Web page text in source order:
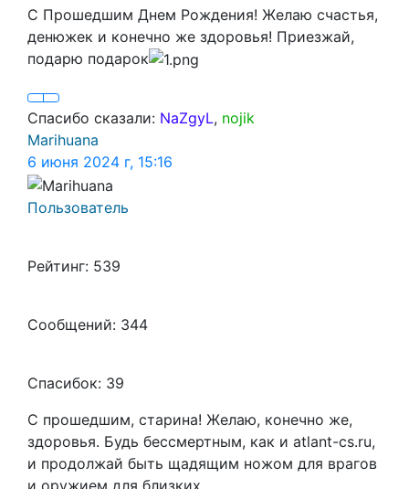
С Прошедшим Днем Рождения! Желаю счастья,
денюжек и конечно же здоровья! Приезжай,
подарю подарок
Спасибо сказали: NaZgyL, nojik
Marihuana
6 июня 2024 г, 15:16
Пользователь
Рейтинг: 539
Сообщений: 344
Спасибок: 39
С прошедшим, старина! Желаю, конечно же,
здоровья. Будь бессмертным, как и atlant-cs.ru,
и продолжай быть щадящим ножом для врагов
и оружием для близких.